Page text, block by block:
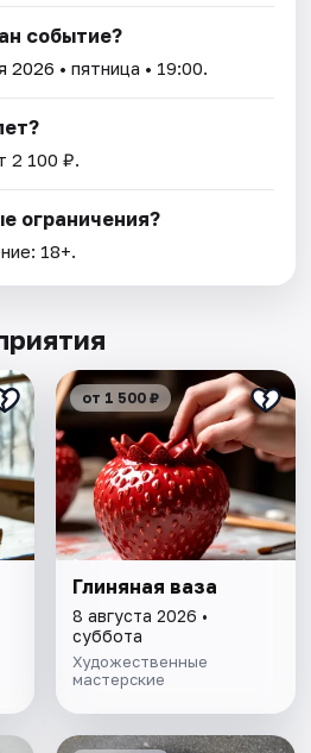
событие?
2026 • пятница • 19:00.
2 100 ₽.
ограничения?
18+.
от 1 500 ₽
Глиняная ваза
8 августа 2026 •
суббота
Художественные
мастерские